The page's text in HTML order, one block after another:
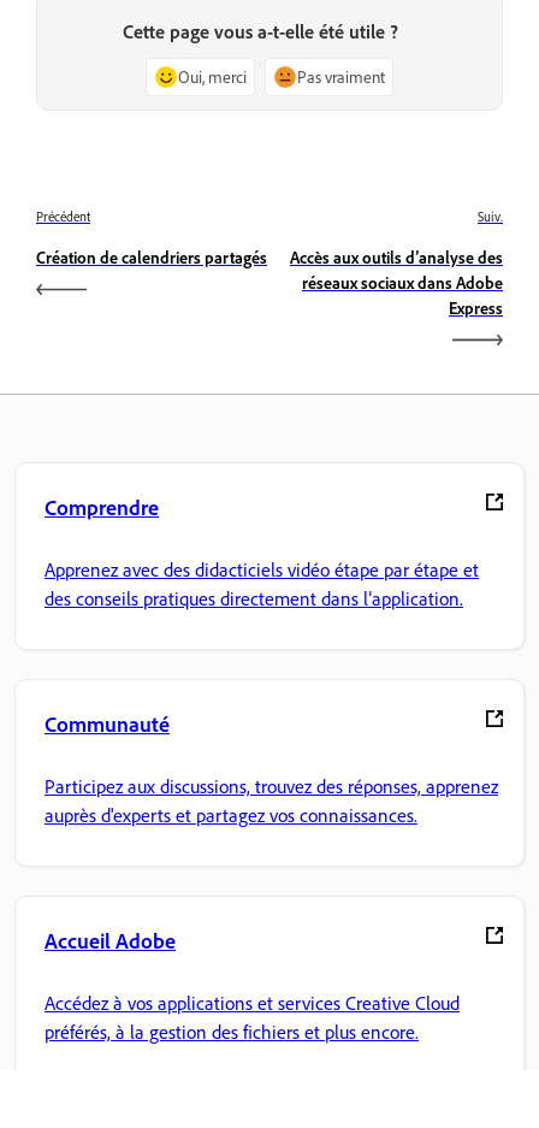
Cette page vous a-t-elle été utile ?
Oui, merci Pas vraiment
Précédent
Création de calendriers partagés
Suiv.
Accès aux outils d’analyse des
réseaux sociaux dans Adobe
Express
Comprendre
Apprenez avec des didacticiels vidéo étape par étape et
des conseils pratiques directement dans l’application.
Communauté
Participez aux discussions, trouvez des réponses, apprenez
auprès d'experts et partagez vos connaissances.
Accueil Adobe
Accédez à vos applications et services Creative Cloud
préférés, à la gestion des fichiers et plus encore.